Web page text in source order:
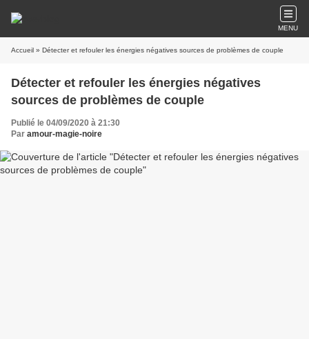
MENU
Accueil » Détecter et refouler les énergies négatives sources de problèmes de couple
Détecter et refouler les énergies négatives
sources de problèmes de couple
Publié le 04/09/2020 à 21:30
Par amour-magie-noire